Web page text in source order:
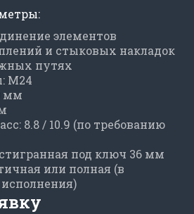
элементов
и стыковых накладок
путях
М24
мм
8.8 / 10.9 (по требованию
под ключ 36 мм
или полная (в